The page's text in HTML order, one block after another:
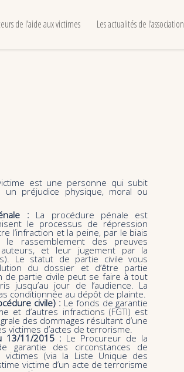
de l’aide aux victimes Les actualités de l’association
est une personne qui subit
préjudice physique, moral ou
: La procédure pénale est
le processus de répression
l’infraction et la peine, par le biais
rassemblement des preuves
et leur jugement par la
Le statut de partie civile vous
du dossier et d’être partie
de partie civile peut se faire à tout
jusqu’au jour de l’audience. La
conditionnée au dépôt de plainte.
civile) : Le fonds de garantie
et d’autres infractions (FGTI) est
des dommages résultant d’une
victimes d’actes de terrorisme.
13/11/2015 : Le Procureur de la
garantie des circonstances de
victimes (via la Liste Unique des
victime d’un acte de terrorisme